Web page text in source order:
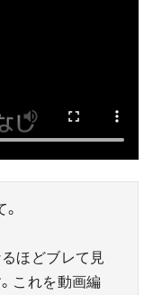
ほどブレて見
これを動画編